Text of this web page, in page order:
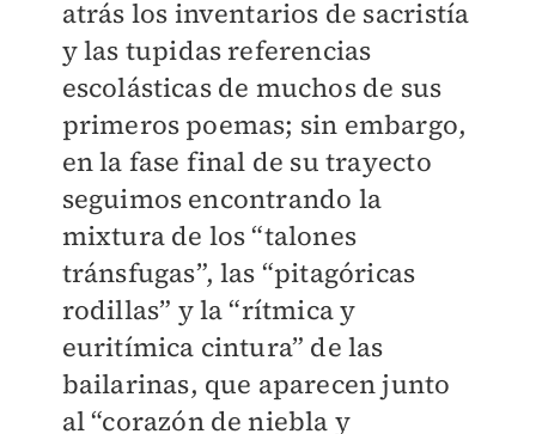
atrás los inventarios de sacristía
y las tupidas referencias
escolásticas de muchos de sus
primeros poemas; sin embargo,
en la fase final de su trayecto
seguimos encontrando la
mixtura de los “talones
tránsfugas”, las “pitagóricas
rodillas” y la “rítmica y
euritímica cintura” de las
bailarinas, que aparecen junto
al “corazón de niebla y